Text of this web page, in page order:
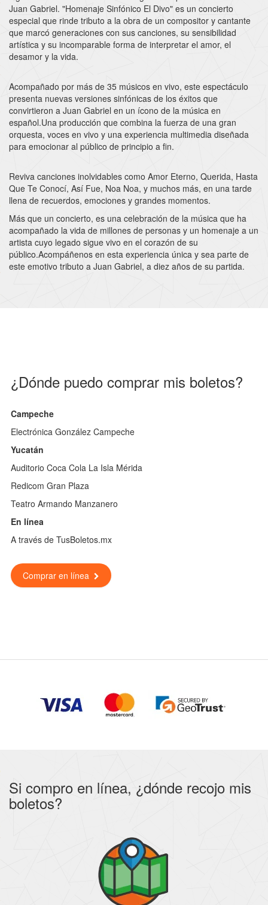
Juan Gabriel. "Homenaje Sinfónico El Divo" es un concierto
especial que rinde tributo a la obra de un compositor y cantante
que marcó generaciones con sus canciones, su sensibilidad
artística y su incomparable forma de interpretar el amor, el
desamor y la vida.
Acompañado por más de 35 músicos en vivo, este espectáculo
presenta nuevas versiones sinfónicas de los éxitos que
convirtieron a Juan Gabriel en un ícono de la música en
español.Una producción que combina la fuerza de una gran
orquesta, voces en vivo y una experiencia multimedia diseñada
para emocionar al público de principio a fin.
Reviva canciones inolvidables como Amor Eterno, Querida, Hasta
Que Te Conocí, Así Fue, Noa Noa, y muchos más, en una tarde
llena de recuerdos, emociones y grandes momentos.
Más que un concierto, es una celebración de la música que ha
acompañado la vida de millones de personas y un homenaje a un
artista cuyo legado sigue vivo en el corazón de su
público.Acompáñenos en esta experiencia única y sea parte de
este emotivo tributo a Juan Gabriel, a diez años de su partida.
¿Dónde puedo comprar mis boletos?
Campeche
Electrónica González Campeche
Yucatán
Auditorio Coca Cola La Isla Mérida
Redicom Gran Plaza
Teatro Armando Manzanero
En línea
A través de TusBoletos.mx
Comprar en línea
Si compro en línea, ¿dónde recojo mis
boletos?